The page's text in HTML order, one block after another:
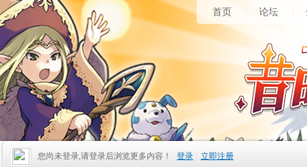
首页 论坛
您尚未登录,请登录后浏览更多内容！ 登录 立即注册